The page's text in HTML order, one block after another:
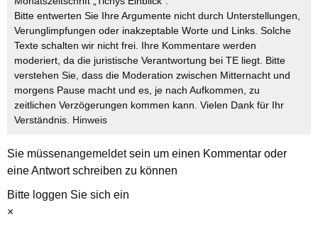
Bitte entwerten Sie Ihre Argumente nicht durch Unterstellungen,
Verunglimpfungen oder inakzeptable Worte und Links. Solche
Texte schalten wir nicht frei. Ihre Kommentare werden
moderiert, da die juristische Verantwortung bei TE liegt. Bitte
verstehen Sie, dass die Moderation zwischen Mitternacht und
morgens Pause macht und es, je nach Aufkommen, zu
zeitlichen Verzögerungen kommen kann. Vielen Dank für Ihr
Verständnis. Hinweis
Sie müssenangemeldetsein um einen Kommentar oder
eine Antwort schreiben zu können
Bitte loggen Sie sich ein
×